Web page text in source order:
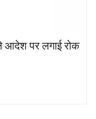
आदेश पर लगाई रोक